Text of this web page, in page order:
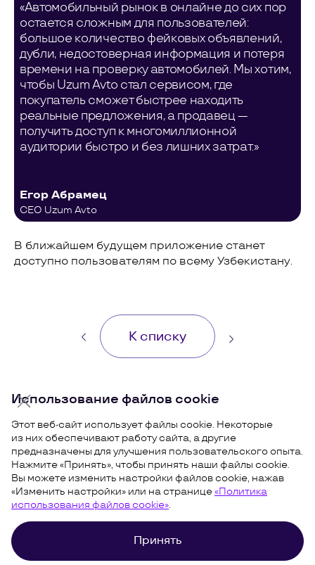
«Автомобильный рынок в онлайне до сих пор
остается сложным для пользователей:
большое количество фейковых объявлений,
дубли, недостоверная информация и потеря
времени на проверку автомобилей. Мы хотим,
чтобы Uzum Avto стал сервисом, где
покупатель сможет быстрее находить
реальные предложения, а продавец —
получить доступ к многомиллионной
аудитории быстро и без лишних затрат.»
Егор Абрамец
CEO Uzum Avto
В ближайшем будущем приложение станет
доступно пользователям по всему Узбекистану.
К списку
Условия использования
Использование файлов
cookie
Использование файлов cookie
Этот веб-сайт использует файлы cookie. Некоторые
из них обеспечивают работу сайта, а другие
предназначены для улучшения пользовательского опыта.
Нажмите «Принять», чтобы принять наши файлы cookie.
Вы можете изменить настройки файлов cookie, нажав
«Изменить настройки» или на странице«Политика
использования файлов cookie».
Принять